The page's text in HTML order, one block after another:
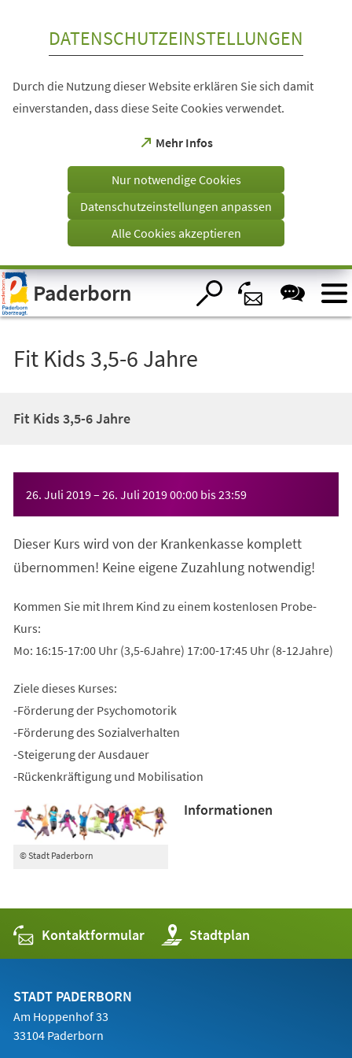
Visuelle
Assistenzsoftware
öffnen.
DATENSCHUTZEINSTELLUNGEN
Durch die Nutzung dieser Website erklären Sie sich damit
einverstanden, dass diese Seite Cookies verwendet.
Mehr Infos
(Öffnet
einem
Tab)
Nur notwendige Cookies
Datenschutzeinstellungen anpassen
Alle Cookies akzeptieren
Paderborn
Fit Kids 3,5-6 Jahre
Fit Kids 3,5-6 Jahre
26. Juli 2019– 26. Juli 201900:00 bis23:59
Dieser Kurs wird von der Krankenkasse komplett
übernommen! Keine eigene Zuzahlung notwendig!
Kommen Sie mit Ihrem Kind zu einem kostenlosen Probe-
Kurs:
Mo: 16:15-17:00 Uhr (3,5-6Jahre) 17:00-17:45 Uhr (8-12Jahre)
Ziele dieses Kurses:
-Förderung der Psychomotorik
-Förderung des Sozialverhalten
-Steigerung der Ausdauer
-Rückenkräftigung und Mobilisation
© Stadt Paderborn
Informationen
Kontaktformular Stadtplan
(Öffnet
in
einem
STADT PADERBORN
Am Hoppenhof 33
33104 Paderborn